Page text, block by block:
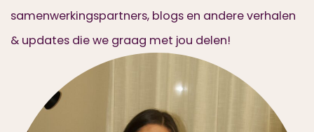
samenwerkingspartners, blogs en andere verhalen
& updates die we graag met jou delen!